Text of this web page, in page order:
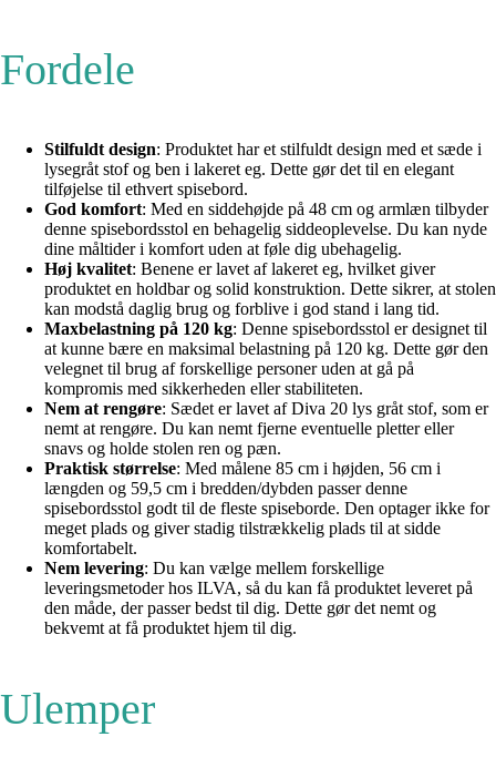
Fordele
Stilfuldt design: Produktet har et stilfuldt design med et sæde i
lysegråt stof og ben i lakeret eg. Dette gør det til en elegant
tilføjelse til ethvert spisebord.
God komfort: Med en siddehøjde på 48 cm og armlæn tilbyder
denne spisebordsstol en behagelig siddeoplevelse. Du kan nyde
dine måltider i komfort uden at føle dig ubehagelig.
Høj kvalitet: Benene er lavet af lakeret eg, hvilket giver
produktet en holdbar og solid konstruktion. Dette sikrer, at stolen
kan modstå daglig brug og forblive i god stand i lang tid.
Maxbelastning på 120 kg: Denne spisebordsstol er designet til
at kunne bære en maksimal belastning på 120 kg. Dette gør den
velegnet til brug af forskellige personer uden at gå på
kompromis med sikkerheden eller stabiliteten.
Nem at rengøre: Sædet er lavet af Diva 20 lys gråt stof, som er
nemt at rengøre. Du kan nemt fjerne eventuelle pletter eller
snavs og holde stolen ren og pæn.
Praktisk størrelse: Med målene 85 cm i højden, 56 cm i
længden og 59,5 cm i bredden/dybden passer denne
spisebordsstol godt til de fleste spiseborde. Den optager ikke for
meget plads og giver stadig tilstrækkelig plads til at sidde
komfortabelt.
Nem levering: Du kan vælge mellem forskellige
leveringsmetoder hos ILVA, så du kan få produktet leveret på
den måde, der passer bedst til dig. Dette gør det nemt og
bekvemt at få produktet hjem til dig.
Ulemper